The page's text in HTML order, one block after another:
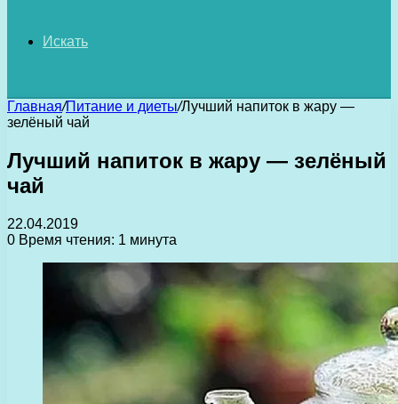
Искать
Главная/Питание и диеты/Лучший напиток в жару —
зелёный чай
Лучший напиток в жару — зелёный
чай
22.04.2019
0 Время чтения: 1 минута